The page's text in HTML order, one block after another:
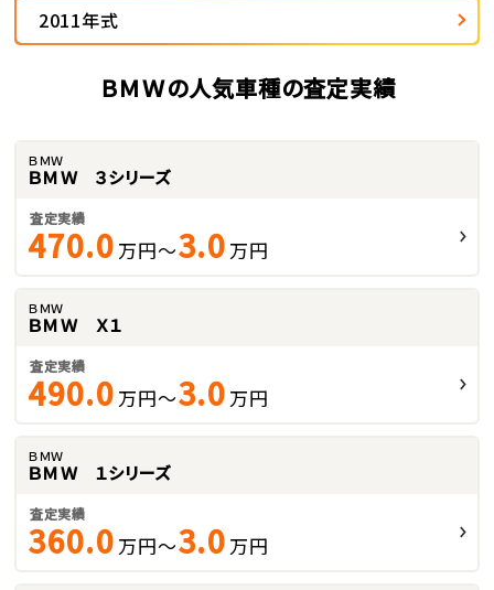
2011年式
ＢＭＷの人気車種の査定実績
ＢＭＷ
ＢＭＷ ３シリーズ
査定実績
470.0 万円～3.0 万円
ＢＭＷ
ＢＭＷ Ｘ１
査定実績
490.0 万円～3.0 万円
ＢＭＷ
ＢＭＷ １シリーズ
査定実績
360.0 万円～3.0 万円